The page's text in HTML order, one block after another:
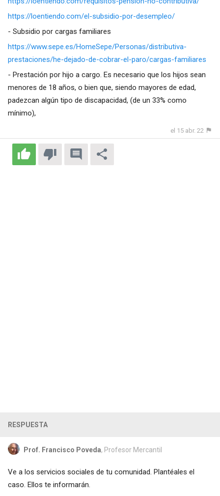
https://loentiendo.com/el-subsidio-por-desempleo/
- Subsidio por cargas familiares
https://www.sepe.es/HomeSepe/Personas/distributiva-
prestaciones/he-dejado-de-cobrar-el-paro/cargas-familiares
- Prestación por hijo a cargo. Es necesario que los hijos sean
menores de 18 años, o bien que, siendo mayores de edad,
padezcan algún tipo de discapacidad, (de un 33% como
mínimo),
el 15 abr. 22
RESPUESTA
Prof. Francisco Poveda, Profesor Mercantil
Ve a los servicios sociales de tu comunidad. Plantéales el
caso. Ellos te informarán.